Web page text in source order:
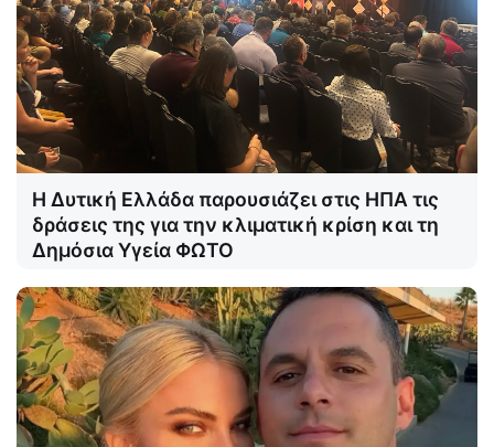
Η Δυτική Ελλάδα παρουσιάζει στις ΗΠΑ τις
δράσεις της για την κλιματική κρίση και τη
Δημόσια Υγεία ΦΩΤΟ